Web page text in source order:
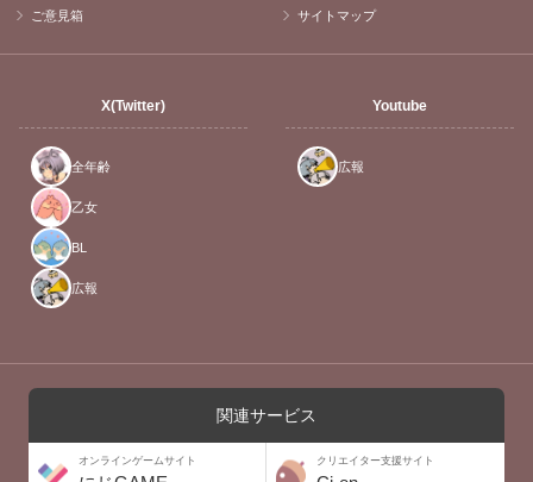
ご意見箱 サイトマップ
X(Twitter)
全年齢
乙女
BL
広報
Youtube
広報
関連サービス
オンラインゲームサイト クリエイター支援サイト